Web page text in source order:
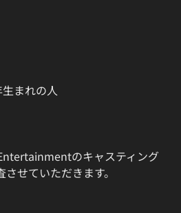
まれの人
のキャスティング
せていただきます。